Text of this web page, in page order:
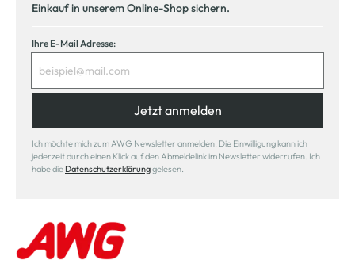
Einkauf in unserem Online-Shop sichern.
Ihre E-Mail Adresse:
Jetzt anmelden
Ich möchte mich zum AWG Newsletter anmelden. Die Einwilligung kann ich
jederzeit durch einen Klick auf den Abmeldelink im Newsletter widerrufen. Ich
habe die Datenschutzerklärunggelesen.